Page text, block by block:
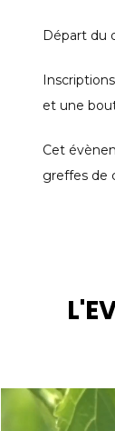
Départ du
et une
Cet
greffes de
Lecteur